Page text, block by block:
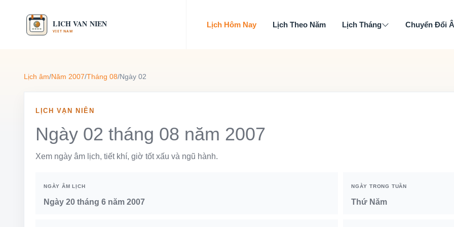
Lịch Hôm Nay Lịch Theo Năm Lịch Tháng Chuyển Đổi
Lịch âm/Năm 2007/Tháng 08/Ngày 02
LỊCH VẠN NIÊN
Ngày 02 tháng 08 năm 2007
Xem ngày âm lịch, tiết khí, giờ tốt xấu và ngũ hành.
NGÀY ÂM LỊCH
Ngày 20 tháng 6 năm 2007
NGÀY TRONG TUẦN
Thứ Năm